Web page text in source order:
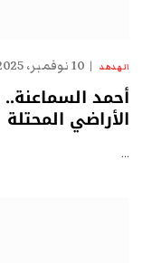
الهدهد 10 نوفمبر، 2025
أحمد
الأراضي المحتلة
…